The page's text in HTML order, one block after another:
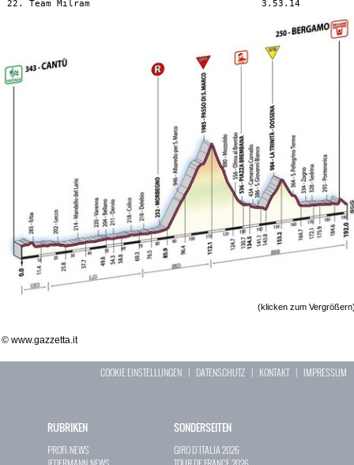
(klicken zum
© www.gazzetta.it
COOKIE EINSTELLUNGEN | DATENSCHUTZ | KONTAKT| IMPRESSUM
RUBRIKEN
PROFI-NEWS
SONDERSEITEN
GIRO D`ITALIA 2026